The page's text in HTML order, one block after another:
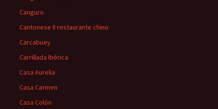
Canguro
Cantonese II restaurante chino
Carcabuey
Carrillada Ibérica
Casa Aurelia
Casa Carmen
Casa Colón